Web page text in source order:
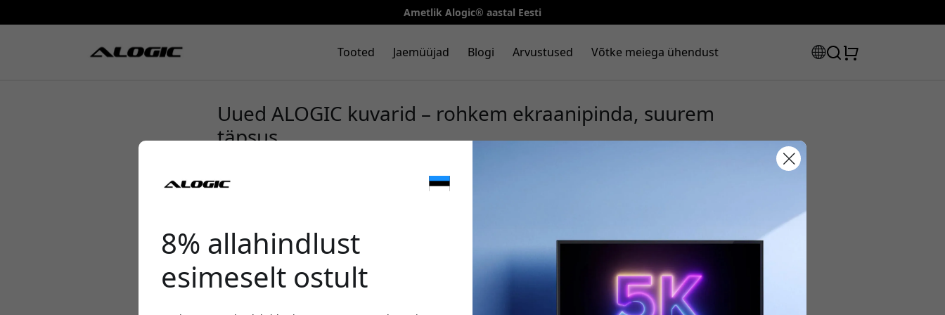
Ametlik Alogic® aastal Eesti
Tooted Jaemüüjad Blogi Arvustused Võtke meiega ühendust
Uued ALOGIC kuvarid – rohkem ekraanipinda, suurem
täpsus
8% allahindlust
esimeselt ostult
Kasuta seda koodi kassas, et saada 8% allahindlust.